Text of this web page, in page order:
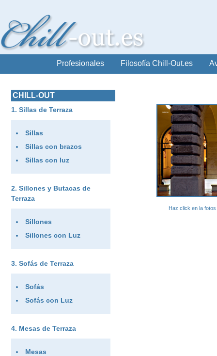
Profesionales Filosofía Chill-Out.es
Haz click en la
CHILL-OUT
Sillas de Terraza
Sillas
Sillas con brazos
Sillas con luz
Sillones y Butacas de
Terraza
Sillones
Sillones con Luz
Sofás de Terraza
Sofás
Sofás con Luz
Mesas de Terraza
Mesas